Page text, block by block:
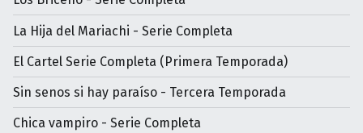
La Hija del Mariachi - Serie Completa
El Cartel Serie Completa (Primera Temporada)
Sin senos si hay paraíso - Tercera Temporada
Chica vampiro - Serie Completa